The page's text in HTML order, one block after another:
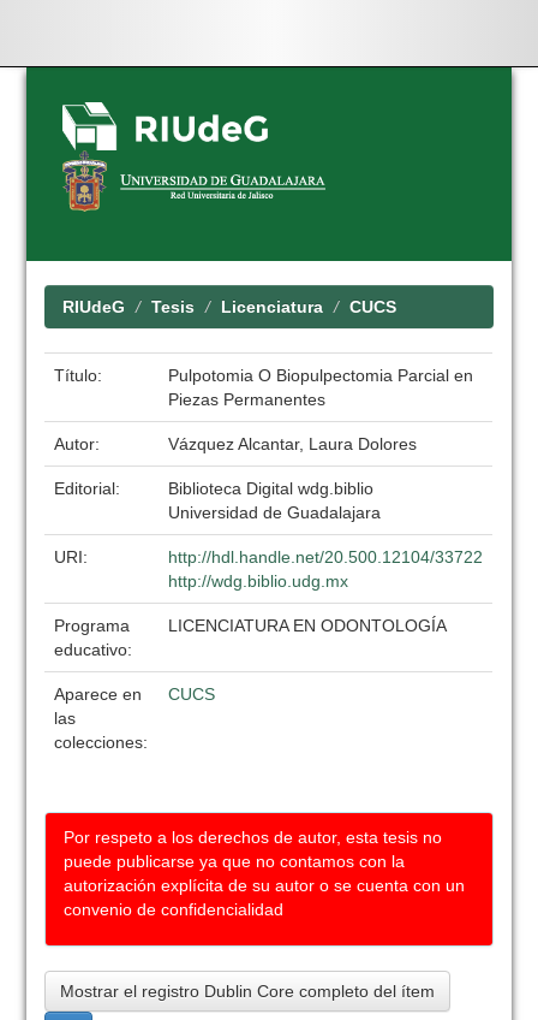
Skip
navigation
RIUdeG Tesis Licenciatura CUCS
Título:
Pulpotomia O Biopulpectomia Parcial en
Piezas Permanentes
Autor: Vázquez Alcantar, Laura Dolores
Editorial:
Biblioteca Digital wdg.biblio
Universidad de Guadalajara
URI:
http://hdl.handle.net/20.500.12104/33722
http://wdg.biblio.udg.mx
Programa
educativo:
LICENCIATURA EN ODONTOLOGÍA
Aparece en
las
colecciones:
CUCS
Por respeto a los derechos de autor, esta tesis no
puede publicarse ya que no contamos con la
autorización explícita de su autor o se cuenta con un
convenio de confidencialidad
Mostrar el registro Dublin Core completo del ítem